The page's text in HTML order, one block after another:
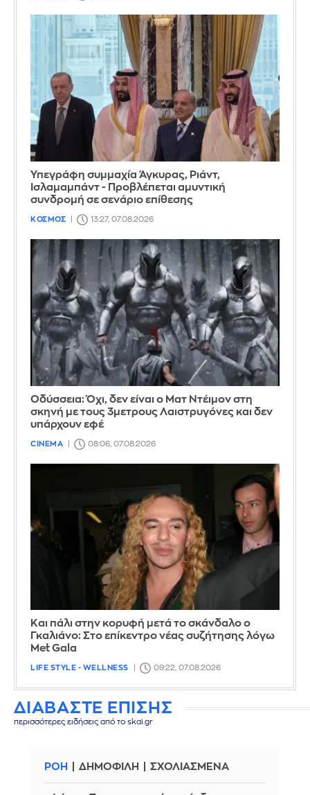
Υπεγράφη συμμαχία Άγκυρας, Ριάντ,
Ισλαμαμπάντ - Προβλέπεται αμυντική
συνδρομή σε σενάριο επίθεσης
ΚΟΣΜΟΣ 13:27, 07.08.2026
Οδύσσεια: Όχι, δεν είναι ο Ματ Ντέιμον στη
σκηνή με τους 3μετρους Λαιστρυγόνες και δεν
υπάρχουν εφέ
CINEMA 08:06, 07.08.2026
Και πάλι στην κορυφή μετά το σκάνδαλο ο
Γκαλιάνο: Στο επίκεντρο νέας συζήτησης λόγω
Met Gala
LIFE STYLE - WELLNESS 09:22, 07.08.2026
ΔΙΑΒΑΣΤΕ ΕΠΙΣΗΣ
περισσότερες ειδήσεις από το skai.gr
ΡΟΗ ΔΗΜΟΦΙΛΗ ΣΧΟΛΙΑΣΜΕΝΑ